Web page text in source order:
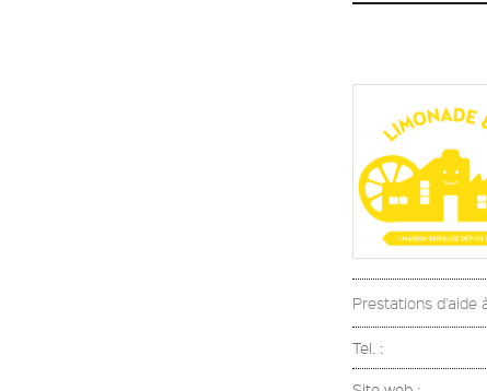
Prestations d'aide
Tel. :